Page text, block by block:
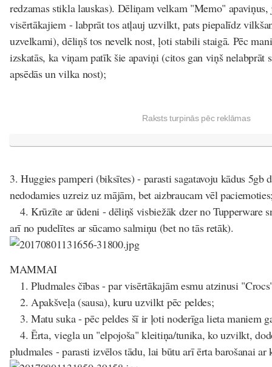
redzamas stikla lauskas). Dēliņam velkam "Memo"
visērtākajiem - labprāt tos atļauj uzvilkt, pats piepalīdz
uzvelkami), dēliņš tos nevelk nost, ļoti stabili staigā. Pēc
izskatās, ka viņam patīk šie apaviņi (citos gan viņš nelabprāt
apsēdās un vilka nost);
Raksts turpinās pēc reklāmas
3. Huggies pamperi (biksītes) - parasti sagatavoju kādus 5gb
nedodamies uzreiz uz mājām, bet aizbraucam vēl
4. Krūzīte ar ūdeni - dēliņš visbiežāk dzer no Tupperware
arī no pudelītes ar sūcamo salmiņu (bet no tās retāk).
MAMMAI
1. Pludmales čības - par visērtākajām esmu atzinusi
2. Apakšveļa (sausa), kuru uzvilkt pēc peldes;
3. Matu suka - pēc peldes šī ir ļoti noderīga lieta maniem
4. Ērta, viegla un "elpojoša" kleitiņa/tunika, ko uzvilkt,
pludmales - parasti izvēlos tādu, lai būtu arī ērta barošanai ar